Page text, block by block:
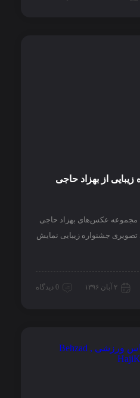
از بهزاد حاجی
مجموعه عکس‌های بهزاد حاجی
جشنواره زیبایی نمایش
۲ آبان ۱۳۹۶ 0 دیدگاه